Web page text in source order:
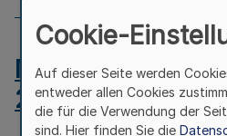
MB.NRW 2026
24.07.2026
Cookie-
Auf dieser Seite werden
entweder allen Cookies
die für die Verwendung der
sind. Hier finden Sie die